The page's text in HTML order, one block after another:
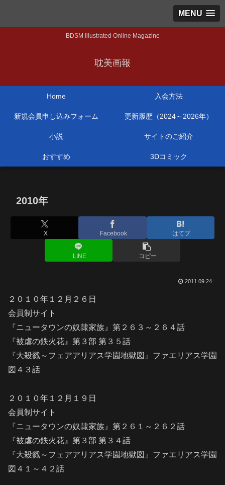
MENU
BDSM Illustrated Online Magazine
耽美画報
Home 入会方法
新規会員申し込みフォーム 更新履歴（2024～2026年）
小説 サイトのご紹介
おすすめ 3Dコミック
2010年
X Facebook はてブ
LINE コピー
2011.09.24
２０１０年１２月２６日
会員制サイト
『ニュータウンの奴隷家族』第２６３～２６４話
『被虐の鉄火花』第３部 第３５話
『大殺戮～フェアアリアス学園地獄図』ファエリアス学園
図４３話
２０１０年１２月１９日
会員制サイト
『ニュータウンの奴隷家族』第２６１～２６２話
『被虐の鉄火花』第３部 第３４話
『大殺戮～フェアアリアス学園地獄図』ファエリアス学園
図４１～４２話